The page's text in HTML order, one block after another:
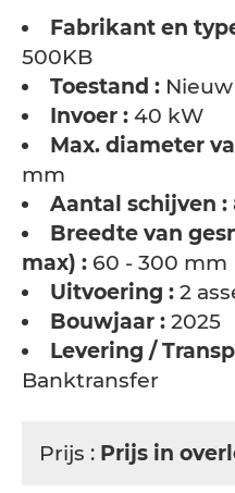
Fabrikant en
500KB
Toestand : Nieuw
Invoer : 40 kW
Max. diameter
mm
Aantal schijven :
Breedte van
max) : 60 - 300 mm
Uitvoering : 2
Bouwjaar : 2025
Levering /
Banktransfer
Prijs : Prijs in